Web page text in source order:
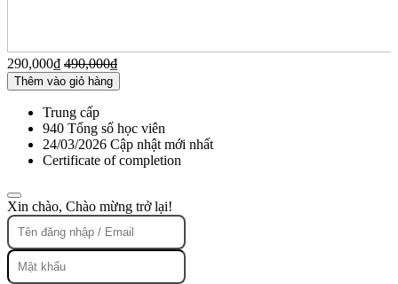
290,000₫ 490,000₫
Thêm vào giỏ hàng
Trung cấp
940 Tổng số học viên
24/03/2026 Cập nhật mới nhất
Certificate of completion
Xin chào, Chào mừng trở lại!